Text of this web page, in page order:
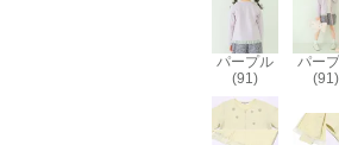
パープル
(91)
パー
(91)